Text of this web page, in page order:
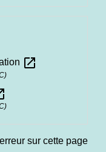
open_in_new
sur cette page